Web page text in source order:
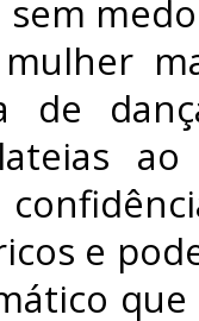
de
e